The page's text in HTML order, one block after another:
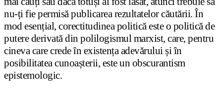
nu-ți fie permisă publicarea rezultatelor căutării. În
mod esențial, corectitudinea politică este o politică de
putere derivată din polilogismul marxist, care, pentru
cineva care crede în existența adevărului și în
posibilitatea cunoașterii, este un obscurantism
epistemologic.